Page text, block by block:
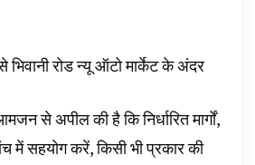
रोड न्यू ऑटो मार्केट के अंदर
से अपील की है कि निर्धारित मार्गों,
में सहयोग करें, किसी भी प्रकार की